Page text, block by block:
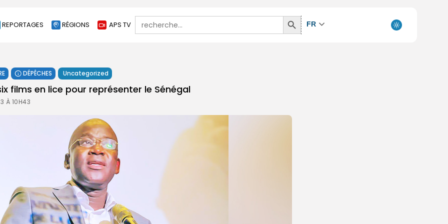
REPORTAGES RÉGIONS APS TV
Search
for:
Search
Button
FR
DÉPÊCHES Uncategorized
films en lice pour représenter le Sénégal
À 10H43